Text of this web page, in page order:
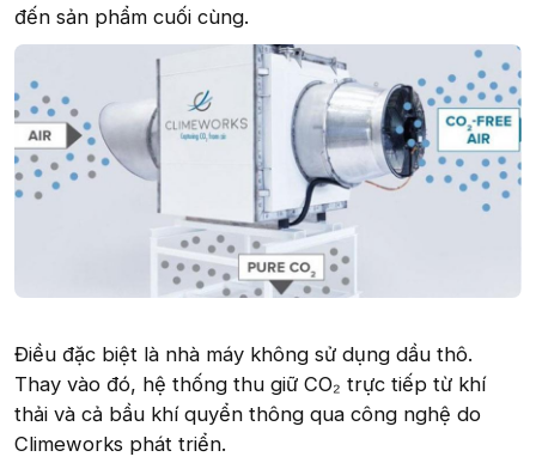
đến sản phẩm cuối cùng.
Điều đặc biệt là nhà máy không sử dụng dầu thô.
Thay vào đó, hệ thống thu giữ CO₂ trực tiếp từ khí
thải và cả bầu khí quyển thông qua công nghệ do
Climeworks phát triển.